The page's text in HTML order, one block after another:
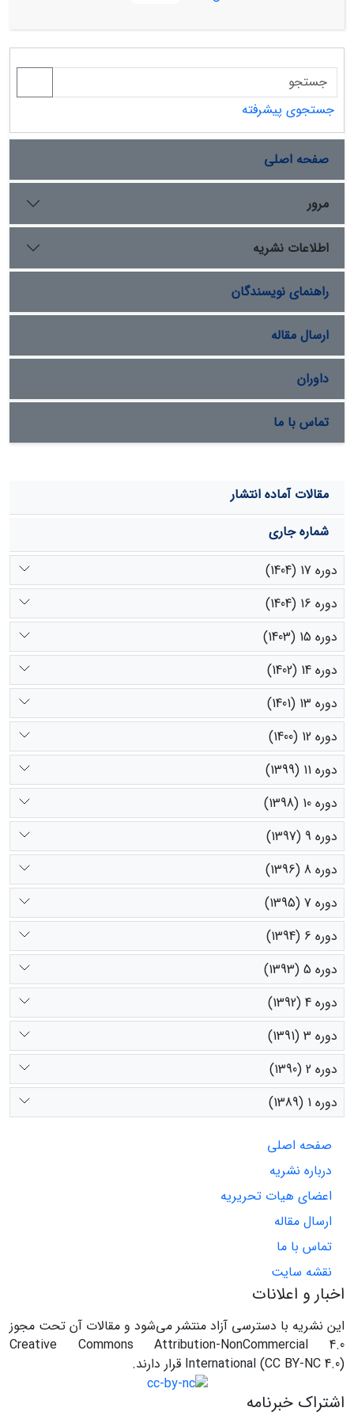
dussumieri با استفاده از نمک کاتیونی ستیل پیریدینیوم
کلراید انجام شد. از طیف FTIR نیز برای شناسایی و مقایسه
ساختاری گلیکوزآمینوگلیکان های استخراجی با هپارین
استفاده گردید. در نهایت فعالیت ضدانعقادی
گلیکوزآمینوگلیکان‌های استخراج شده با روش سنجش
سه غلظت410 ،1250،763 میکروگرم بر میلی لیتر و زمان
روی پلاسمای خون انسان انجام شد. مقدار کل
گلیکوزآمینوگلیکان استخراج شده 8/42 میلی گرم برگرم بافت
خشک بود. نتایج طیف FTIR نیز حضور ترکیبات شبه هپارینی
را اثبات کرد. بررسی خاصیت ضد انعقادی نشان داد که زمان
انعقاد پلاسمای انسان 43، 50 و 85 ثانیه به ترتیب در
غلظت‌های 410، 763 و 1250 میکروگرم بر میلی گرم می باشد
ثانیه بود طولانی کرد.
جستجوی پیشرفته
صفحه اصلی
مرور
اطلاعات نشریه
راهنمای نویسندگان
ارسال مقاله
داوران
تماس با ما
مقالات آماده انتشار
شماره جاری
دوره 17 (1404)
دوره 16 (1404)
دوره 15 (1403)
دوره 14 (1402)
دوره 13 (1401)
دوره 12 (1400)
دوره 11 (1399)
دوره 10 (1398)
دوره 9 (1397)
دوره 8 (1396)
دوره 7 (1395)
دوره 6 (1394)
دوره 5 (1393)
دوره 4 (1392)
دوره 3 (1391)
دوره 2 (1390)
دوره 1 (1389)
صفحه اصلی
درباره نشریه
اعضای هیات تحریریه
ارسال مقاله
تماس با ما
نقشه سایت
اخبار و اعلانات
این نشریه با دسترسی آزاد منتشر می‌شود و مقالات آن تحت مجوز
Creative Commons Attribution-NonCommercial 4.0
International (CC BY-NC 4.0) قرار دارند.
اشتراک خبرنامه